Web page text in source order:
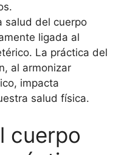
salud del cuerpo
ligada al
La práctica del
al armonizar
impacta
salud física.
cuerpo